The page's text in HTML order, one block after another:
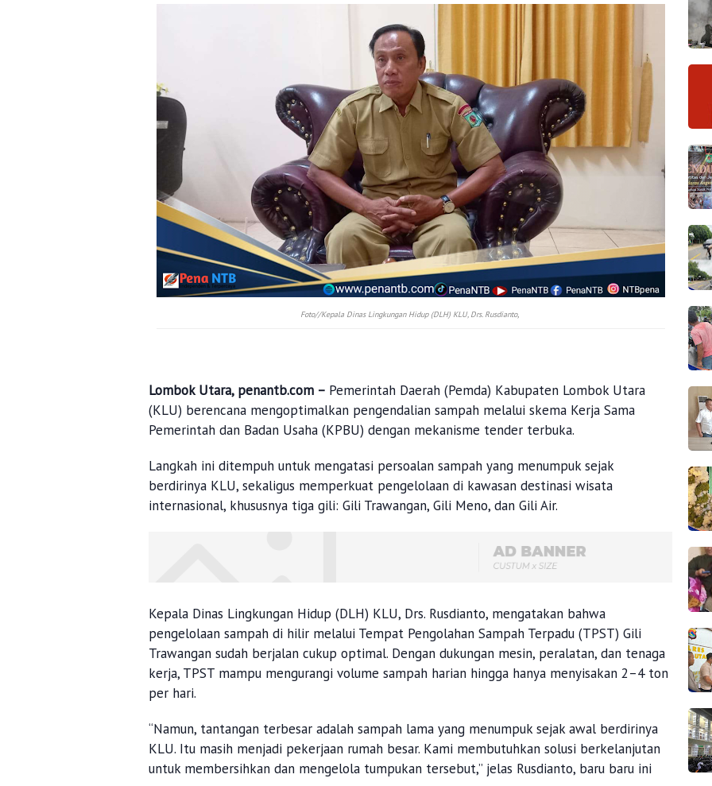
Foto//Kepala Dinas Lingkungan Hidup (DLH) KLU, Drs. Rusdianto,
Lombok Utara, penantb.com – Pemerintah Daerah (Pemda) Kabupaten Lombok Utara
(KLU) berencana mengoptimalkan pengendalian sampah melalui skema Kerja Sama
Pemerintah dan Badan Usaha (KPBU) dengan mekanisme tender terbuka.
Langkah ini ditempuh untuk mengatasi persoalan sampah yang menumpuk sejak
berdirinya KLU, sekaligus memperkuat pengelolaan di kawasan destinasi wisata
internasional, khususnya tiga gili: Gili Trawangan, Gili Meno, dan Gili Air.
Kepala Dinas Lingkungan Hidup (DLH) KLU, Drs. Rusdianto, mengatakan bahwa
pengelolaan sampah di hilir melalui Tempat Pengolahan Sampah Terpadu (TPST) Gili
Trawangan sudah berjalan cukup optimal. Dengan dukungan mesin, peralatan, dan tenaga
kerja, TPST mampu mengurangi volume sampah harian hingga hanya menyisakan 2–4 ton
per hari.
“Namun, tantangan terbesar adalah sampah lama yang menumpuk sejak awal berdirinya
KLU. Itu masih menjadi pekerjaan rumah besar. Kami membutuhkan solusi berkelanjutan
untuk membersihkan dan mengelola tumpukan tersebut,” jelas Rusdianto, baru baru ini